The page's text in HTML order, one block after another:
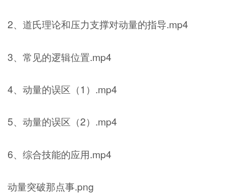
2、道氏理论和压力支撑对动量的指导.mp4
3、常见的逻辑位置.mp4
4、动量的误区（1）.mp4
5、动量的误区（2）.mp4
6、综合技能的应用.mp4
动量突破那点事.png